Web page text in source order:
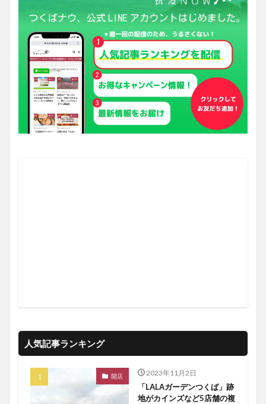
人気記事ランキング
開店 2023年11月2日
「LALAガーデンつくば」跡
地がカインズなど5店舗の複